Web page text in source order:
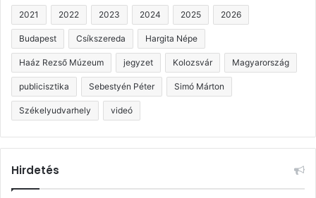
2021 2022 2023 2024 2025 2026
Budapest Csíkszereda Hargita Népe
Haáz Rezső Múzeum jegyzet Kolozsvár Magyarország
publicisztika Sebestyén Péter Simó Márton
Székelyudvarhely videó
Hirdetés